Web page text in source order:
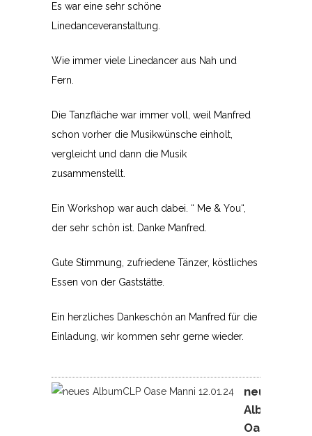
Es war eine sehr schöne
Linedanceveranstaltung.
Wie immer viele Linedancer aus Nah und
Fern.
Die Tanzfläche war immer voll, weil Manfred
schon vorher die Musikwünsche einholt,
vergleicht und dann die Musik
zusammenstellt.
Ein Workshop war auch dabei. “ Me & You“,
der sehr schön ist. Danke Manfred.
Gute Stimmung, zufriedene Tänzer, köstliches
Essen von der Gaststätte.
Ein herzliches Dankeschön an Manfred für die
Einladung, wir kommen sehr gerne wieder.
neues
AlbumCLP
Oase